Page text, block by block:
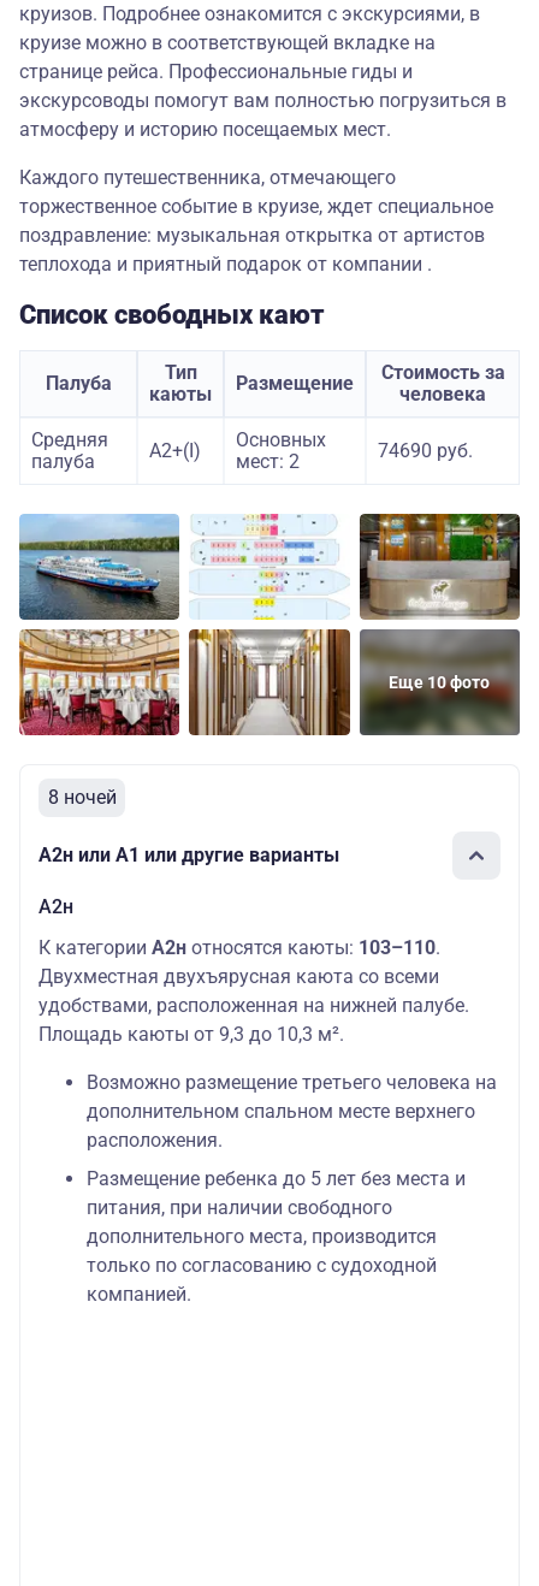
круизов. Подробнее ознакомится с экскурсиями, в
круизе можно в соответствующей вкладке на
странице рейса. Профессиональные гиды и
экскурсоводы помогут вам полностью погрузиться в
атмосферу и историю посещаемых мест.
Каждого путешественника, отмечающего
торжественное событие в круизе, ждет специальное
поздравление: музыкальная открытка от артистов
теплохода и приятный подарок от компании .
Список свободных кают
Палуба
Тип
каюты
Размещение
Стоимость за
человека
Средняя
палуба
А2+(I)
Основных
мест: 2
74690 руб.
Еще 10 фото
8 ночей
А2н или А1 или другие варианты
А2н
К категории А2н относятся каюты: 103–110.
Двухместная двухъярусная каюта со всеми
удобствами, расположенная на нижней палубе.
Площадь каюты от 9,3 до 10,3 м².
Возможно размещение третьего человека на
дополнительном спальном месте верхнего
расположения.
Размещение ребенка до 5 лет без места и
питания, при наличии свободного
дополнительного места, производится
только по согласованию с судоходной
компанией.